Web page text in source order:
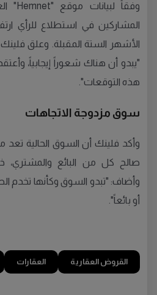
المشاركين في استطلاع للرأي
الأشهر الستة المقبلة. وعلق
"يبدو أن هناك شعوراً إيجابياً،
هذه التوقعات".
سوق مزدوجة الاتجاهات
وأكد فلينك أن السوق الحالية
صالح كل من البائع والمشتري،
وأضاف: "تبدو السوق وكأنها تخدم
أو بائعاً".
القروض العقارية العقارات